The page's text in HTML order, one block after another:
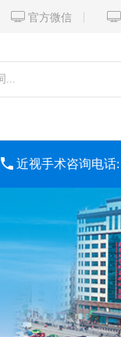
 官方微信 
 近视手术咨询电话: